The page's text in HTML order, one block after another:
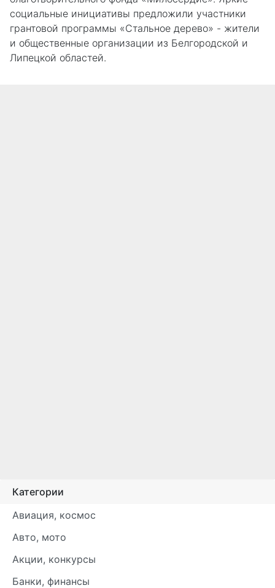
социальные инициативы предложили участники
грантовой программы «Стальное дерево» - жители
и общественные организации из Белгородской и
Липецкой областей.
Категории
Авиация, космос
Авто, мото
Акции, конкурсы
Банки, финансы